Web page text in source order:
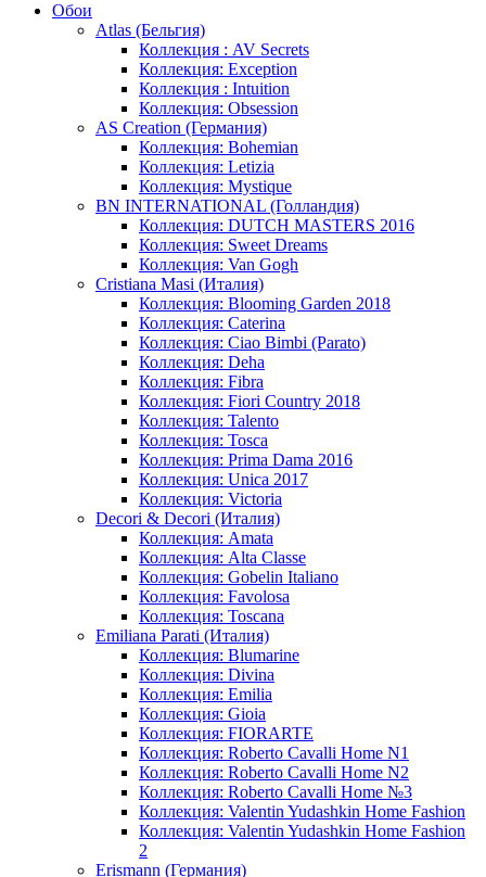
Обои
Atlas (Бельгия)
Коллекция : AV Secrets
Коллекция: Exception
Коллекция : Intuition
Коллекция: Obsession
AS Creation (Германия)
Коллекция: Bohemian
Коллекция: Letizia
Коллекция: Mystique
BN INTERNATIONAL (Голландия)
Коллекция: DUTCH MASTERS 2016
Коллекция: Sweet Dreams
Коллекция: Van Gogh
Cristiana Masi (Италия)
Коллекция: Blooming Garden 2018
Коллекция: Caterina
Коллекция: Ciao Bimbi (Parato)
Коллекция: Deha
Коллекция: Fibra
Коллекция: Fiori Country 2018
Коллекция: Talento
Коллекция: Tosca
Коллекция: Prima Dama 2016
Коллекция: Unica 2017
Коллекция: Victoria
Decori & Decori (Италия)
Коллекция: Amata
Коллекция: Alta Classe
Коллекция: Gobelin Italiano
Коллекция: Favolosa
Коллекция: Toscana
Emiliana Parati (Италия)
Коллекция: Blumarine
Коллекция: Divina
Коллекция: Emilia
Коллекция: Gioia
Коллекция: FIORARTE
Коллекция: Roberto Cavalli Home N1
Коллекция: Roberto Cavalli Home N2
Коллекция: Roberto Cavalli Home №3
Коллекция: Valentin Yudashkin Home Fashion
Коллекция: Valentin Yudashkin Home Fashion
2
Erismann (Германия)